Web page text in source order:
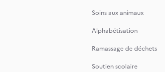
Soins aux animaux
Alphabétisation
Ramassage de déchets
Soutien scolaire